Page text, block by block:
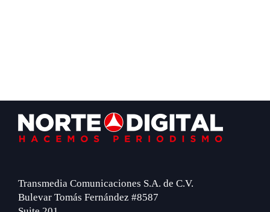
Footer
Transmedia Comunicaciones S.A. de C.V.
Bulevar Tomás Fernández #8587